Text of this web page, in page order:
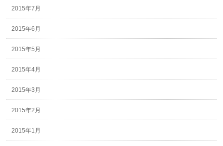
2015年7月
2015年6月
2015年5月
2015年4月
2015年3月
2015年2月
2015年1月